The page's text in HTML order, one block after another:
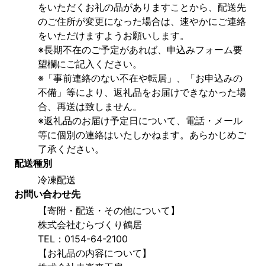
をいただくお礼の品がありますことから、配送先
のご住所が変更になった場合は、速やかにご連絡
をいただけますようお願いします。
※長期不在のご予定があれば、申込みフォーム要
望欄にご記入ください。
※「事前連絡のない不在や転居」、「お申込みの
不備」等により、返礼品をお届けできなかった場
合、再送は致しません。
※返礼品のお届け予定日について、電話・メール
等に個別の連絡はいたしかねます。あらかじめご
了承ください。
配送種別
冷凍配送
お問い合わせ先
【寄附・配送・その他について】
株式会社むらづくり鶴居
TEL：0154-64-2100
【お礼品の内容について】